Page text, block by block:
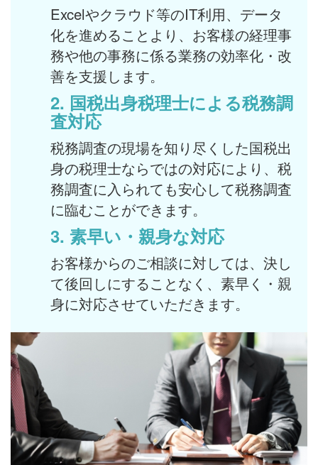
Excelやクラウド等のIT利用、データ
化を進めることより、お客様の経理事
務や他の事務に係る業務の効率化・改
善を支援します。
2. 国税出身税理士による税務調
査対応
税務調査の現場を知り尽くした国税出
身の税理士ならではの対応により、税
務調査に入られても安心して税務調査
に臨むことができます。
3. 素早い・親身な対応
お客様からのご相談に対しては、決し
て後回しにすることなく、素早く・親
身に対応させていただきます。